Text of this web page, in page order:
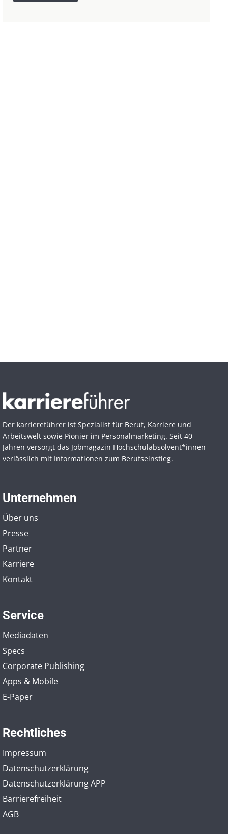
Der karriereführer ist Spezialist für Beruf, Karriere und
Arbeitswelt sowie Pionier im Personal­marketing. Seit 40
Jahren versorgt das Jobmagazin Hochschul­absolvent*innen
verlässlich mit Informationen zum Berufseinstieg.
Unternehmen
Über uns
Presse
Partner
Karriere
Kontakt
Service
Mediadaten
Specs
Corporate Publishing
Apps & Mobile
E-Paper
Rechtliches
Impressum
Datenschutzerklärung
Datenschutzerklärung APP
Barrierefreiheit
AGB